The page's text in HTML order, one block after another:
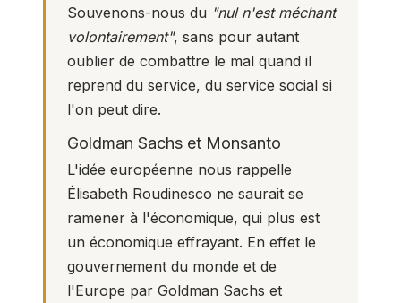
Souvenons-nous du "nul n'est méchant
volontairement", sans pour autant
oublier de combattre le mal quand il
reprend du service, du service social si
l'on peut dire.
Goldman Sachs et Monsanto
L'idée européenne nous rappelle
Élisabeth Roudinesco ne saurait se
ramener à l'économique, qui plus est
un économique effrayant. En effet le
gouvernement du monde et de
l'Europe par Goldman Sachs et